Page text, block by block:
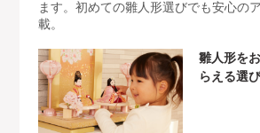
ます。初めての雛人形選びでも安心の
載。
雛人形を
らえる選